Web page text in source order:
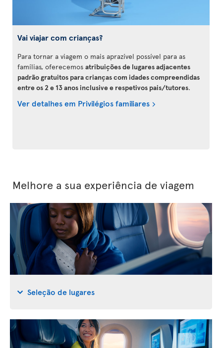
Vai viajar com crianças?
Para tornar a viagem o mais aprazível possível para as
famílias, oferecemos atribuições de lugares adjacentes
padrão gratuitos para crianças com idades compreendidas
entre os 2 e 13 anos inclusive e respetivos pais/tutores.
Ver detalhes em Privilégios familiares
Melhore a sua experiência de viagem
Seleção de lugares